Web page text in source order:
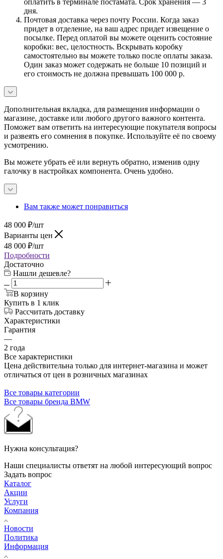
дня.
Почтовая доставка через почту России. Когда заказ
придет в отделение, на ваш адрес придет извещение о
посылке. Перед оплатой вы можете оценить состояние
коробки: вес, целостность. Вскрывать коробку
самостоятельно вы можете только после оплаты заказа.
Один заказ может содержать не больше 10 позиций и
его стоимость не должна превышать 100 000 р.
Дополнительная вкладка, для размещения информации о
магазине, доставке или любого другого важного контента.
Поможет вам ответить на интересующие покупателя вопросы
и развеять его сомнения в покупке. Используйте её по своему
усмотрению.
Вы можете убрать её или вернуть обратно, изменив одну
галочку в настройках компонента. Очень удобно.
Вам также может понравиться
48 000 ₽/шт
Варианты цен
48 000 ₽/шт
Подробности
Достаточно
Нашли дешевле?
В корзину
Купить в 1 клик
Рассчитать доставку
Характеристики
Гарантия
—
2 года
Все характеристики
Цена действительна только для интернет-магазина и может
отличаться от цен в розничных магазинах
Все товары категории
Все товары бренда BMW
Нужна консультация?
Наши специалисты ответят на любой интересующий вопрос
Задать вопрос
Каталог
Акции
Услуги
Компания
Новости
Политика
Информация